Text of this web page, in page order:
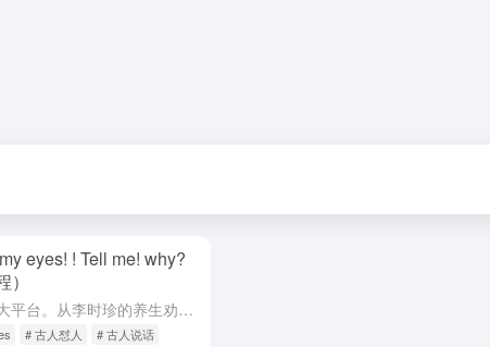
eyes! ! Tell me! why?
古人怼人”反差视频爆火出圈，刷爆各大平台。从李时珍的养生劝诫，到吕布对“三姓家奴”称呼的反驳，这类视频凭借新奇创意和强烈反差，吸引大量观众，也为创作者开辟新的变现路径。今天，就跟着这份保姆级教程，10...
# 古人怼人 # 古人说话